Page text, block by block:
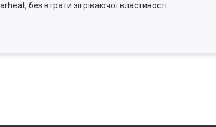
без втрати зігріваючої властивості.